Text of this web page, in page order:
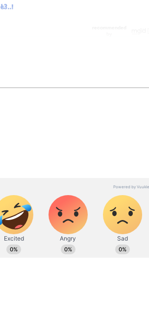
3 ಎಕರೆ ಪ್ರದೇಶದಲ್ಲಿ ಬೆಳೆದಿರುವ
ನಾಶವಾಗಿದೆ. ಉಳಿದಂತೆ ರಾಗಿ, ಜೋಳ,
ಅವುಗಳಿಗೂ ಸಹ ದಾಳಿಮಾಡಿವೆ. ಎಷ್ಟೇ